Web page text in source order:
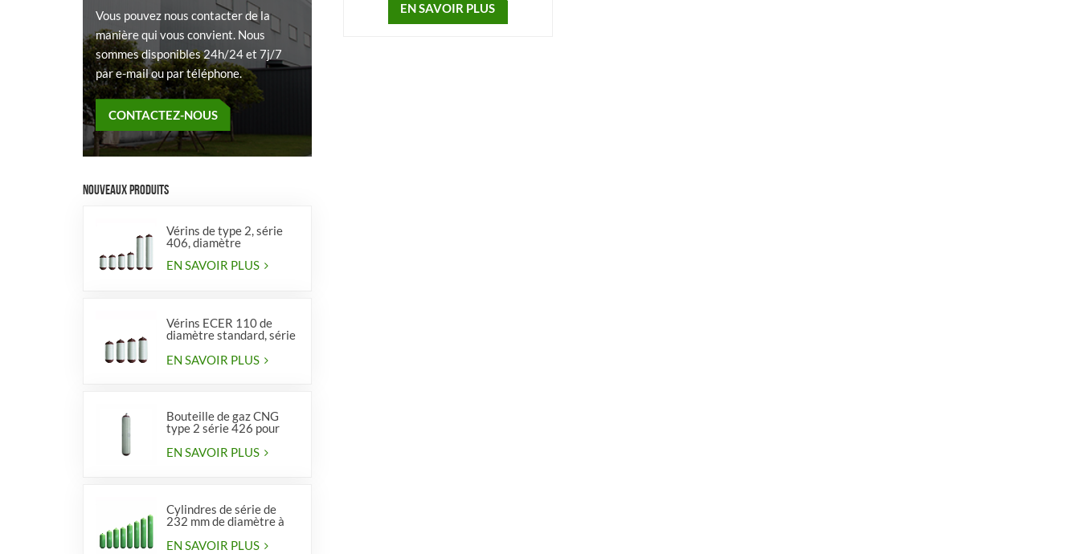
Vous pouvez nous contacter de la
manière qui vous convient. Nous
sommes disponibles 24h/24 et 7j/7
par e-mail ou par téléphone.
CONTACTEZ-NOUS
NOUVEAUX PRODUITS
Vérins de type 2, série
406, diamètre
EN SAVOIR PLUS
Vérins ECER 110 de
diamètre standard, série
EN SAVOIR PLUS
Bouteille de gaz CNG
type 2 série 426 pour
véhicules
EN SAVOIR PLUS
Cylindres de série de
232 mm de diamètre à
EN SAVOIR PLUS
EN SAVOIR PLUS